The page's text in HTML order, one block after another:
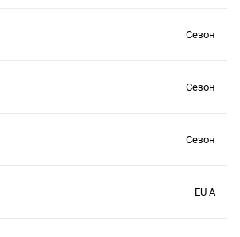
Сезон
Сезон
Сезон
EU A